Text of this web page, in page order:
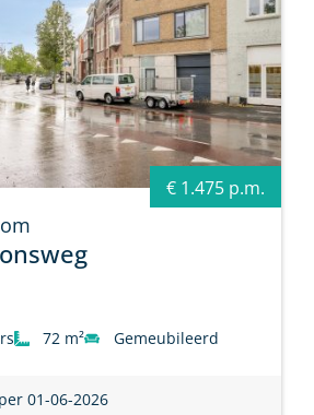
€ 1.475 p.m.
72 m² Gemeubileerd
01-06-2026